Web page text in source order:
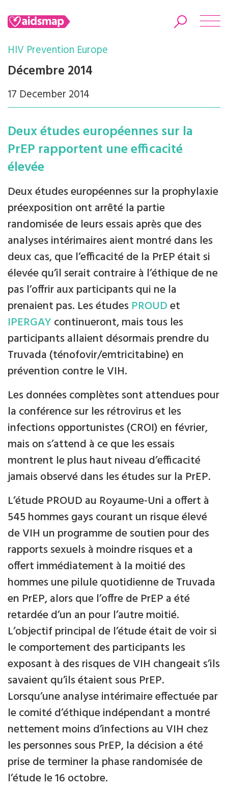
HIV Prevention Europe
Décembre 2014
17 December 2014
Deux études européennes sur la
PrEP rapportent une efficacité
élevée
Deux études européennes sur la prophylaxie
préexposition ont arrêté la partie
randomisée de leurs essais après que des
analyses intérimaires aient montré dans les
deux cas, que l’efficacité de la PrEP était si
élevée qu’il serait contraire à l’éthique de ne
pas l’offrir aux participants qui ne la
prenaient pas. Les études PROUDet
IPERGAY continueront, mais tous les
participants allaient désormais prendre du
Truvada (ténofovir/emtricitabine) en
prévention contre le VIH.
Les données complètes sont attendues pour
la conférence sur les rétrovirus et les
infections opportunistes (CROI) en février,
mais on s’attend à ce que les essais
montrent le plus haut niveau d’efficacité
jamais observé dans les études sur la PrEP.
L’étude PROUD au Royaume-Uni a offert à
545 hommes gays courant un risque élevé
de VIH un programme de soutien pour des
rapports sexuels à moindre risques et a
offert immédiatement à la moitié des
hommes une pilule quotidienne de Truvada
en PrEP, alors que l’offre de PrEP a été
retardée d’un an pour l’autre moitié.
L’objectif principal de l’étude était de voir si
le comportement des participants les
exposant à des risques de VIH changeait s’ils
savaient qu’ils étaient sous PrEP.
Lorsqu’une analyse intérimaire effectuée par
le comité d’éthique indépendant a montré
nettement moins d’infections au VIH chez
les personnes sous PrEP, la décision a été
prise de terminer la phase randomisée de
l’étude le 16 octobre.